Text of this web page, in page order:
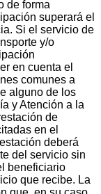
de forma
superará el
Si el servicio de
y/o
en cuenta el
comunes a
alguno de los
y Atención a la
de
en el
deberá
del servicio sin
beneficiario
que recibe. La